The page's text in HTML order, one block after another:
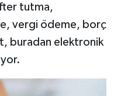
tutma,
vergi ödeme, borç
buradan elektronik